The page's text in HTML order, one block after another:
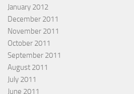
January 2012
December 2011
November 2011
October 2011
September 2011
August 2011
July 2011
June 2011